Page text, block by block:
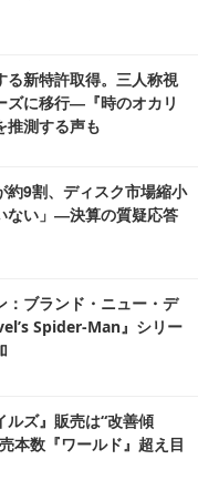
る新特許取得。三人称視
ズに移行―『時のオカリ
推測する声も
約9割、ディスク市場縮小
ない」―決算の質疑応答
：ブランド・ニュー・デ
Spider-Man』シリー
ルズ』販売は“改善傾
本数『ワールド』超え目